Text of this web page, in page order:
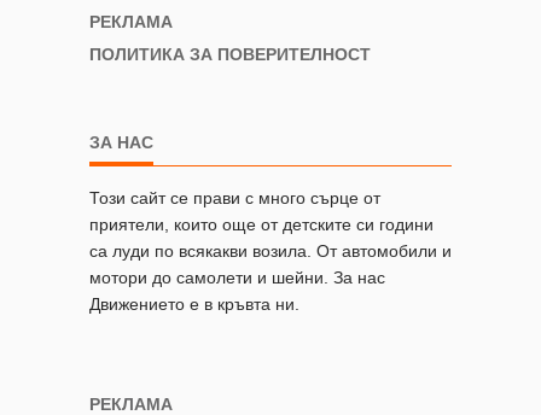
РЕКЛАМА
ПОЛИТИКА ЗА ПОВЕРИТЕЛНОСТ
ЗА НАС
Този сайт се прави с много сърце от
приятели, които още от детските си години
са луди по всякакви возила. От автомобили и
мотори до самолети и шейни. За нас
Движението е в кръвта ни.
РЕКЛАМА